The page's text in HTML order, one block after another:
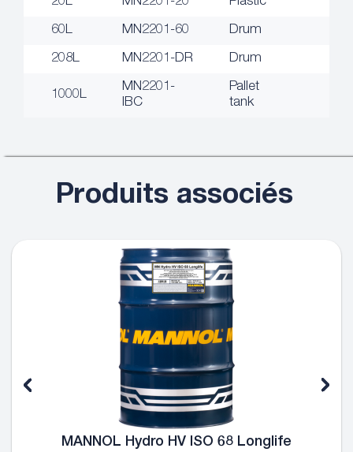
60L MN2201-60 Drum
208L MN2201-DR Drum
1000L
MN2201-
IBC
Pallet
tank
Produits associés
MANNOL Hydro HV ISO 68 Longlife